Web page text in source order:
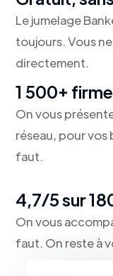
Le jumelage
toujours. Vous
directement.
1 500+
On vous
réseau, pour
faut.
4,7/5 sur
On vous
faut. On reste à